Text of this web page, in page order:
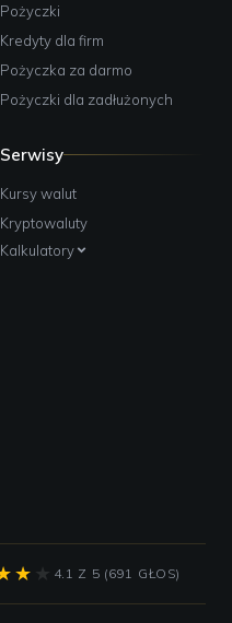
Pożyczki
Kredyty dla firm
Pożyczka za darmo
Pożyczki dla zadłużonych
Serwisy
Kursy walut
Kryptowaluty
Kalkulatory
4.1 Z 5 (691 GŁOS)